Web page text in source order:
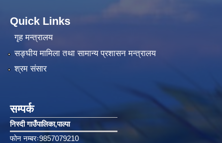
Quick Links
गृह मन्त्रालय
सङ्‍घीय मामिला तथा सामान्य प्रशासन मन्त्रालय
श्रम संसार
सम्पर्क
निस्दी गाउँपालिका‚पाल्पा
फोन नम्बरः9857079210